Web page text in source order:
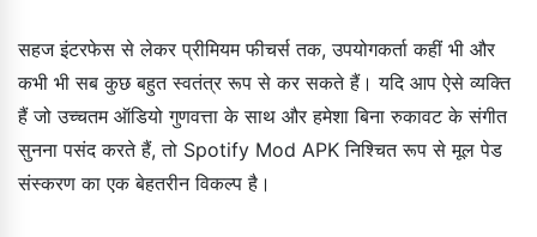
सहज इंटरफेस से लेकर प्रीमियम फीचर्स तक, उपयोगकर्ता कहीं भी और
कभी भी सब कुछ बहुत स्वतंत्र रूप से कर सकते हैं। यदि आप ऐसे व्यक्ति
हैं जो उच्चतम ऑडियो गुणवत्ता के साथ और हमेशा बिना रुकावट के संगीत
सुनना पसंद करते हैं, तो Spotify Mod APK निश्चित रूप से मूल पेड
संस्करण का एक बेहतरीन विकल्प है।